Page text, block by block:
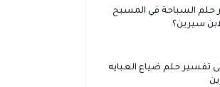
حلم السباحة في المسبح
سيرين؟
تفسير حلم ضياع العبايه